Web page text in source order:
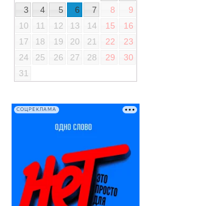
3
4 5 6 7 8
9
10
11 12 13 14 15
16
17
18 19 20 21 22
23
24
25 26 27 28 29
30
31
СОЦРЕКЛАМА